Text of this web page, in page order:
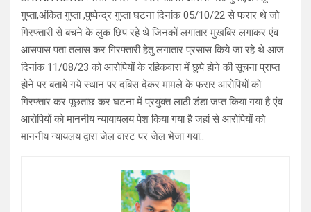
गुप्ता,अंकित गुप्ता ,पुष्पेन्द्र गुप्ता घटना दिनांक 05/10/22 से फरार थे जो
गिरफ्तारी से बचने के लुक छिप रहे थे जिनकों लगातार मुखबिर लगाकर एंव
आसपास पता तलास कर गिरफ्तारी हेतु लगातार प्रसास किये जा रहे थे आज
दिनांक 11/08/23 को आरोपियों के रहिकवारा में छुपे होने की सूचना प्राप्त
होने पर बताये गये स्थान पर दबिस देकर मामले के फरार आरोपियों को
गिरफ्तार कर पूछताछ कर घटना में प्रयुक्त लाठी डंडा जप्त किया गया है एंव
आरोपियों को माननीय न्यायायलय पेश किया गया है जहां से आरोपियों को
माननीय न्यायलय द्वारा जेल वारंट पर जेल भेजा गया..